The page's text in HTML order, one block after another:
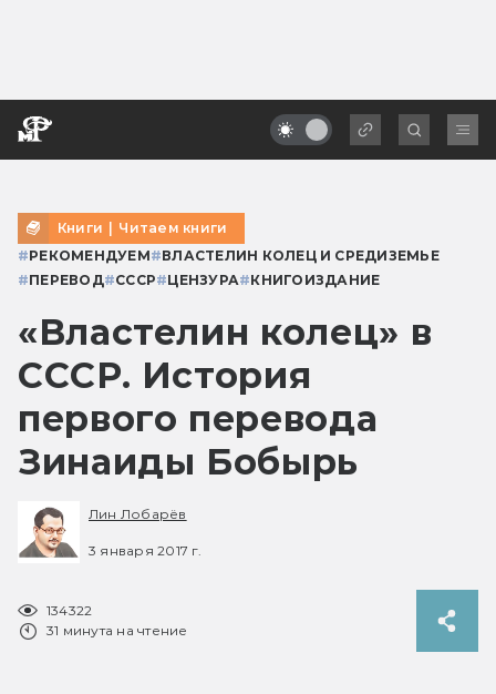
Книги | Читаем книги
#РЕКОМЕНДУЕМ#ВЛАСТЕЛИН КОЛЕЦ И СРЕДИЗЕМЬЕ
#ПЕРЕВОД#СССР#ЦЕНЗУРА#КНИГОИЗДАНИЕ
«Властелин колец» в
СССР. История
первого перевода
Зинаиды Бобырь
Лин Лобарёв
3 января 2017 г.
134322
31 минута на чтение